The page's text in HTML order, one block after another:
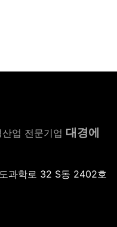
업 전문기업 대경에
과학로 32 S동 2402호